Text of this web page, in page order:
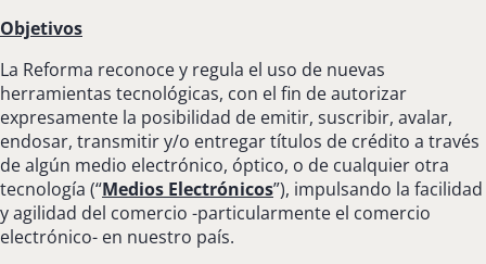
Objetivos
La Reforma reconoce y regula el uso de nuevas
herramientas tecnológicas, con el fin de autorizar
expresamente la posibilidad de emitir, suscribir, avalar,
endosar, transmitir y/o entregar títulos de crédito a través
de algún medio electrónico, óptico, o de cualquier otra
tecnología (“Medios Electrónicos”), impulsando la facilidad
y agilidad del comercio -particularmente el comercio
electrónico- en nuestro país.